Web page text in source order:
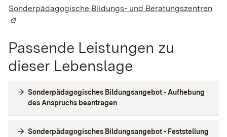
Sonderpädagogische Bildungs- und Beratungszentren
Passende Leistungen zu
dieser Lebenslage
Sonderpädagogisches Bildungsangebot - Aufhebung
des Anspruchs beantragen
Sonderpädagogisches Bildungsangebot - Feststellung